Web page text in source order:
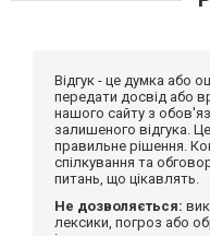
Відгук - це думка або
передати досвід або
нашого сайту з
залишеного відгука.
правильне рішення.
спілкування та
питань, що цікавлять.
Не дозволяється:
лексики, погроз або